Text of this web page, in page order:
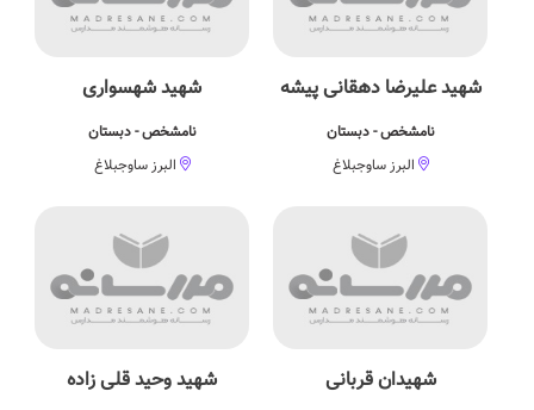
شهید علیرضا دهقانی پیشه
نامشخص - دبستان
البرز ساوجبلاغ
شهید شهسواری
نامشخص - دبستان
البرز ساوجبلاغ
شهیدان قربانی شهید وحید قلی زاده